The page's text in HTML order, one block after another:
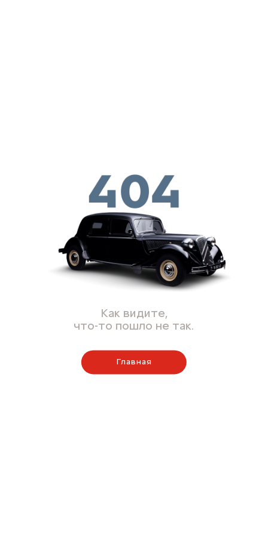
Как видите,
что-то пошло не так.
Главная